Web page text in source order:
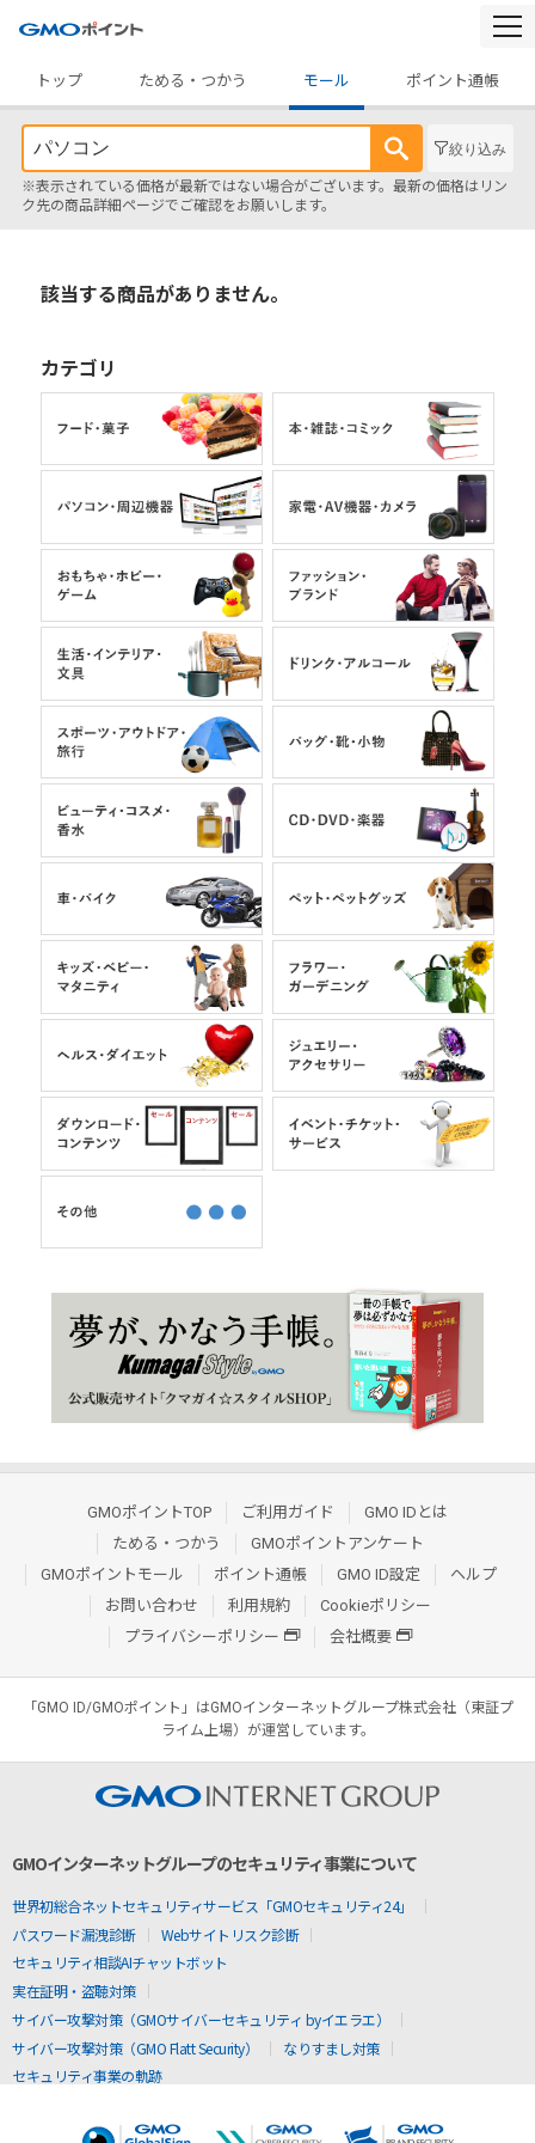
トップ
ためる・つかう モール ポイント通帳
絞り込み
※表示されている価格が最新ではない場合がございます。最新の価格はリン
ク先の商品詳細ページでご確認をお願いします。
該当する商品がありません。
カテゴリ
GMOポイントTOP ご利用ガイド
GMO IDとは
ためる・つかう
GMOポイントアンケート
GMOポイントモール
ポイント通帳 GMO ID設定
ヘルプ
お問い合わせ
利用規約
Cookieポリシー
プライバシーポリシー
会社概要
「GMO ID/GMOポイント」はGMOインターネットグループ株式会社（東証プ
ライム上場）が運営しています。
GMOインターネットグループのセキュリティ事業について
世界初総合ネットセキュリティサービス「GMOセキュリティ24」
パスワード漏洩診断
Webサイトリスク診断
セキュリティ相談AIチャットボット
実在証明・盗聴対策
サイバー攻撃対策（GMOサイバーセキュリティ byイエラエ）
サイバー攻撃対策（GMO Flatt Security）
なりすまし対策
セキュリティ事業の軌跡